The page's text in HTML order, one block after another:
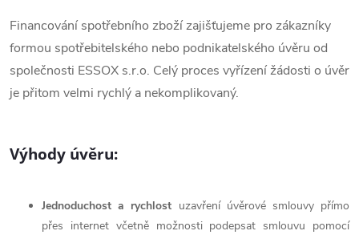
Financování spotřebního zboží zajišťujeme pro zákazníky
formou spotřebitelského nebo podnikatelského úvěru od
společnosti ESSOX s.r.o. Celý proces vyřízení žádosti o úvěr
je přitom velmi rychlý a nekomplikovaný.
Výhody úvěru:
Jednoduchost a rychlost uzavření úvěrové smlouvy přímo
přes internet včetně možnosti podepsat smlouvu pomocí